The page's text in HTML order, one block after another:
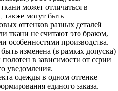
может отличаться в
также могут быть
оттенков разных деталей
ткани не считают это браком,
особенностями производства.
изменена (в рамках допуска)
в зависимости от серии
уведомления.
одежды в одном оттенке
единого заказа.